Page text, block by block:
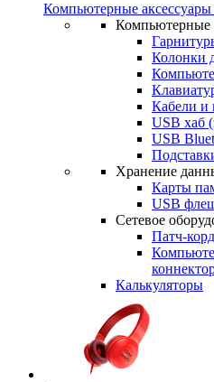
Компьютерные аксессуары
Компьютерные
Колонки
Кабели и
USB хаб
USB
Хранение
Карты
USB
Сетевое
Патч-
Калькуляторы